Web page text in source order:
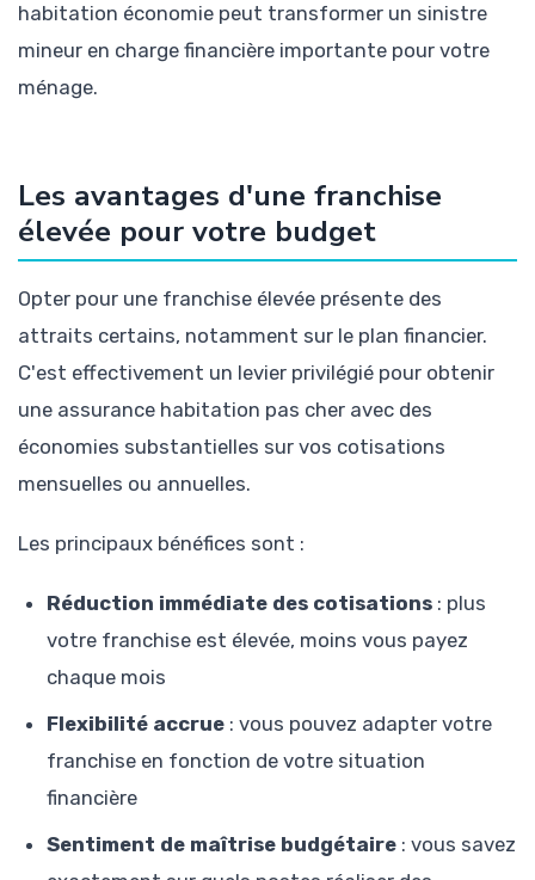
habitation économie peut transformer un sinistre
mineur en charge financière importante pour votre
ménage.
Les avantages d'une franchise
élevée pour votre budget
Opter pour une franchise élevée présente des
attraits certains, notamment sur le plan financier.
C'est effectivement un levier privilégié pour obtenir
une assurance habitation pas cher avec des
économies substantielles sur vos cotisations
mensuelles ou annuelles.
Les principaux bénéfices sont :
Réduction immédiate des cotisations : plus
votre franchise est élevée, moins vous payez
chaque mois
Flexibilité accrue : vous pouvez adapter votre
franchise en fonction de votre situation
financière
Sentiment de maîtrise budgétaire : vous savez